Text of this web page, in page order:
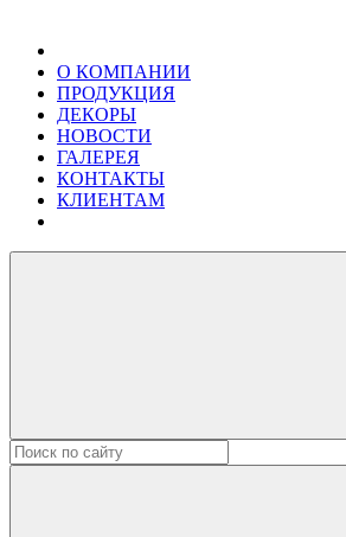
О КОМПАНИИ
ПРОДУКЦИЯ
ДЕКОРЫ
НОВОСТИ
ГАЛЕРЕЯ
КОНТАКТЫ
КЛИЕНТАМ